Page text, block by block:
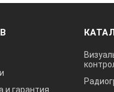
и гарантия